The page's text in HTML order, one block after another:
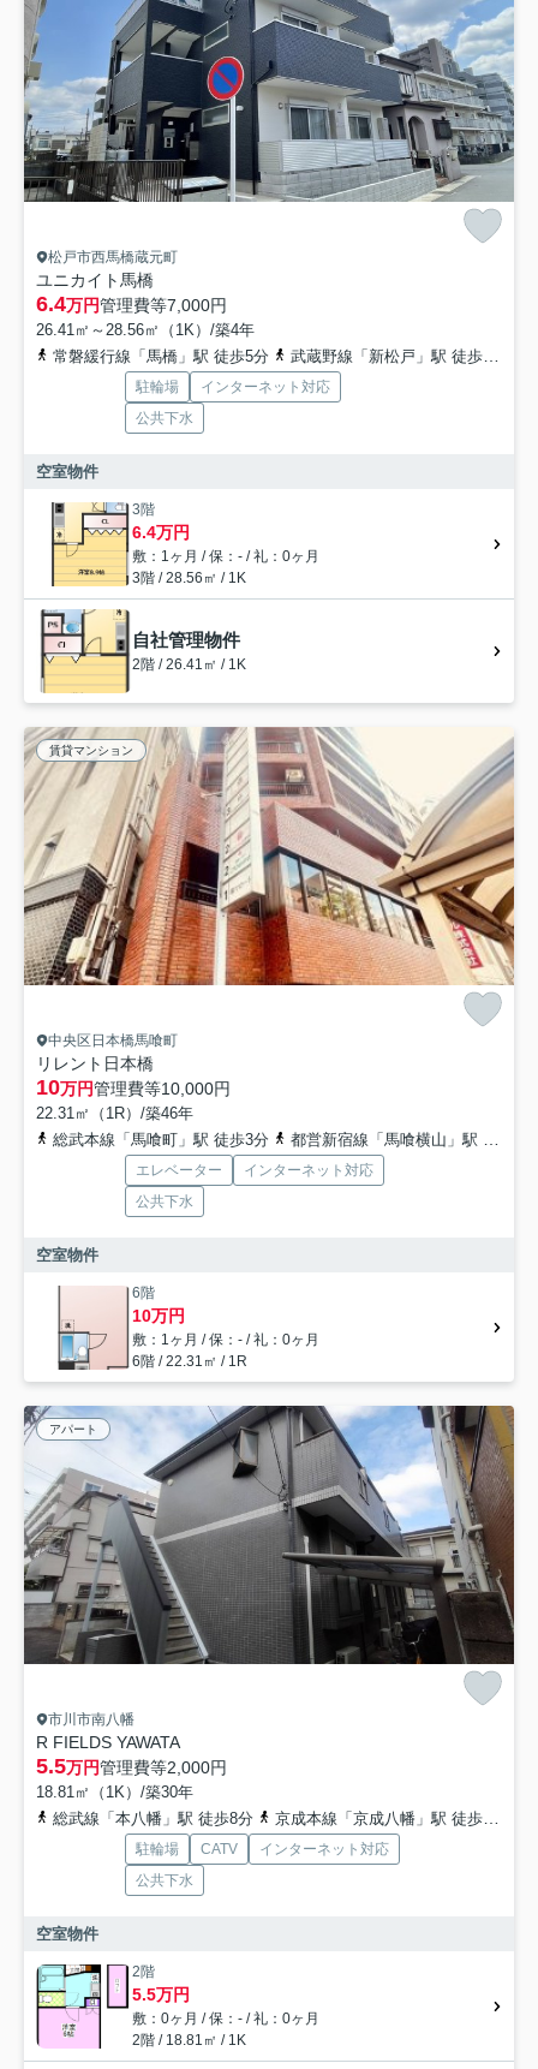
松戸市西馬橋蔵元町
ユニカイト馬橋
6.4万円管理費等7,000円
26.41㎡～28.56㎡（1K）/築4年
常磐緩行線「馬橋」駅 徒歩5分
武蔵野線「新松戸」駅 徒歩25分
駐輪場
インターネット対応
公共下水
空室物件
3階
6.4万円
敷：1ヶ月 / 保：- / 礼：0ヶ月
3階 / 28.56㎡ / 1K
自社管理物件
2階 / 26.41㎡ / 1K
賃貸マンション
中央区日本橋馬喰町
リレント日本橋
10万円管理費等10,000円
22.31㎡（1R）/築46年
総武本線「馬喰町」駅 徒歩3分
都営新宿線「馬喰横山」駅 徒歩6分
エレベーター
インターネット対応
公共下水
空室物件
6階
10万円
敷：1ヶ月 / 保：- / 礼：0ヶ月
6階 / 22.31㎡ / 1R
アパート
市川市南八幡
R FIELDS YAWATA
5.5万円管理費等2,000円
18.81㎡（1K）/築30年
総武線「本八幡」駅 徒歩8分
京成本線「京成八幡」駅 徒歩13分
駐輪場 CATV
インターネット対応
公共下水
空室物件
2階
5.5万円
敷：0ヶ月 / 保：- / 礼：0ヶ月
2階 / 18.81㎡ / 1K